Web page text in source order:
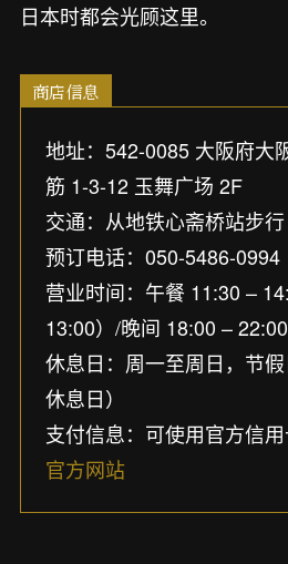
日本时都会光顾这里。
商店信息
地址：542-0085 大阪府大
筋 1-3-12 玉舞广场 2F
交通：从地铁心斋桥站步
预订电话：050-5486-0994
营业时间：午餐 11:30 –
13:00）/晚间 18:00 – 22:00
休息日：周一至周日，节
休息日）
支付信息：可使用官方信
官方网站